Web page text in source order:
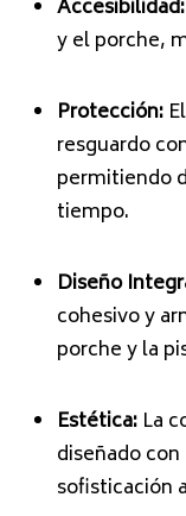
Accesibilidad:
y el porche,
Protección:
resguardo
permitiendo
tiempo.
Diseño
cohesivo y
porche y la
Estética: La
diseñado
sofisticación